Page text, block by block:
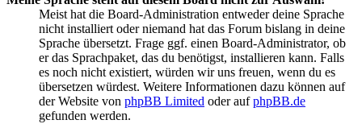
Meist hat die Board-Administration entweder deine Sprache
nicht installiert oder niemand hat das Forum bislang in deine
Sprache übersetzt. Frage ggf. einen Board-Administrator, ob
er das Sprachpaket, das du benötigst, installieren kann. Falls
es noch nicht existiert, würden wir uns freuen, wenn du es
übersetzen würdest. Weitere Informationen dazu können auf
der Website von phpBB Limited oder aufphpBB.de
gefunden werden.